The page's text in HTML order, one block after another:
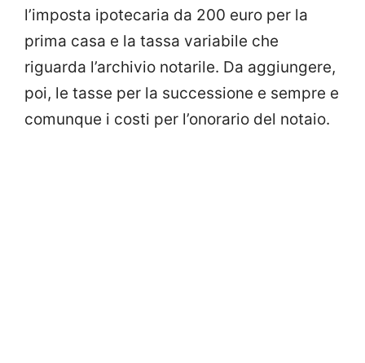
l’imposta ipotecaria da 200 euro per la
prima casa e la tassa variabile che
riguarda l’archivio notarile. Da aggiungere,
poi, le tasse per la successione e sempre e
comunque i costi per l’onorario del notaio.